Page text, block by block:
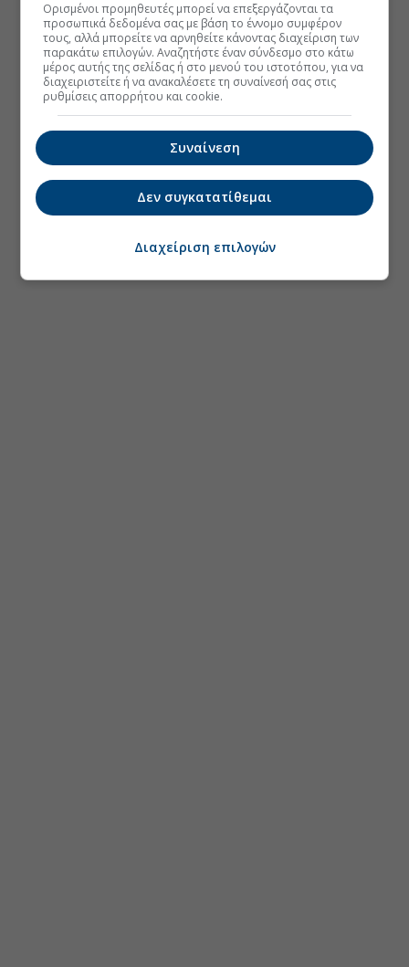
Ορισμένοι προμηθευτές μπορεί να επεξεργάζονται τα
προσωπικά δεδομένα σας με βάση το έννομο συμφέρον
τους, αλλά μπορείτε να αρνηθείτε κάνοντας διαχείριση των
παρακάτω επιλογών. Αναζητήστε έναν σύνδεσμο στο κάτω
μέρος αυτής της σελίδας ή στο μενού του ιστοτόπου, για να
διαχειριστείτε ή να ανακαλέσετε τη συναίνεσή σας στις
ρυθμίσεις απορρήτου και cookie.
Συναίνεση
Δεν συγκατατίθεμαι
Διαχείριση επιλογών